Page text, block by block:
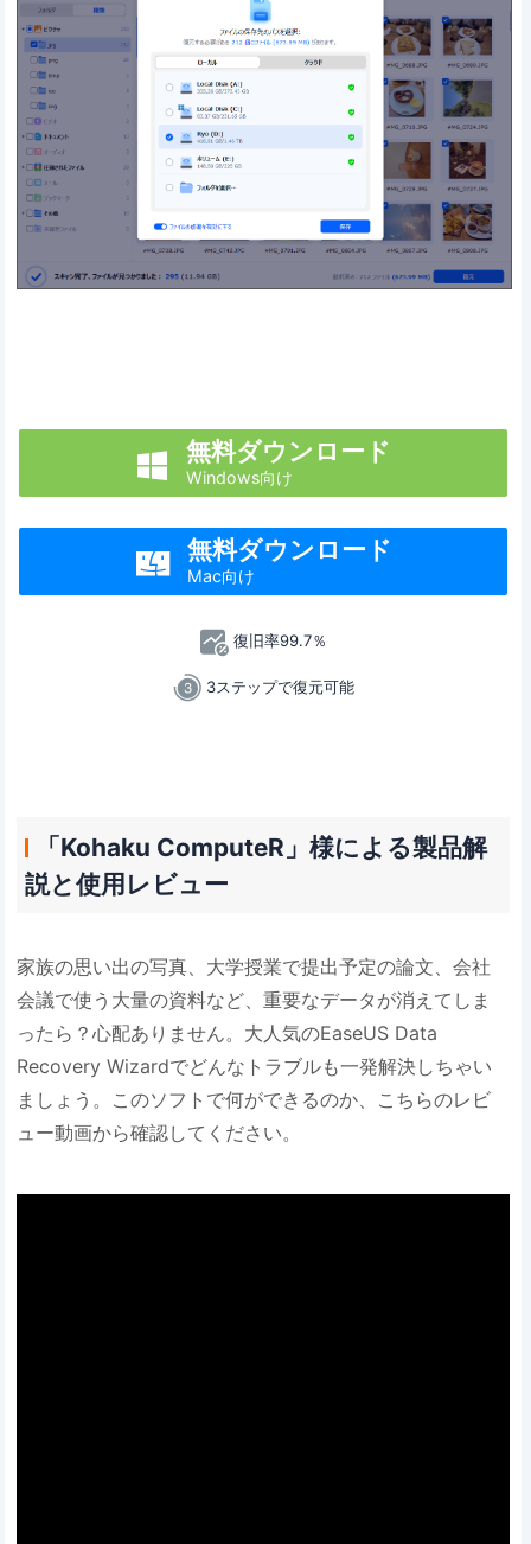
 無料ダウンロード
Windows向け
 無料ダウンロード
Mac向け
復旧率99.7％
3ステップで復元可能
「Kohaku ComputeR」様による製品解
説と使用レビュー
家族の思い出の写真、大学授業で提出予定の論文、会社
会議で使う大量の資料など、重要なデータが消えてしま
ったら？心配ありません。大人気のEaseUS Data
Recovery Wizardでどんなトラブルも一発解決しちゃい
ましょう。このソフトで何ができるのか、こちらのレビ
ュー動画から確認してください。